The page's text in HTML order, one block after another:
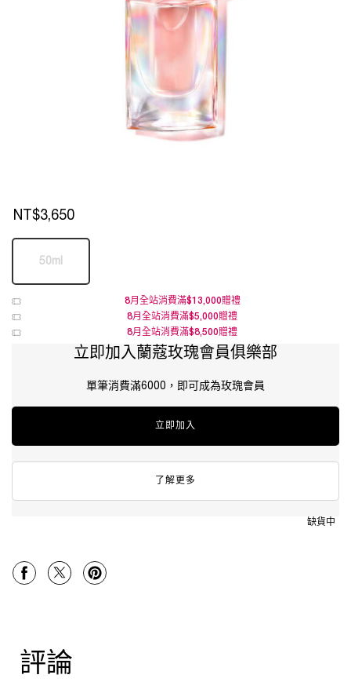
NT$3,650
Selected
The product variation is out of stock,
50ml
, 1 of 1
8月全站消費滿$13,000贈禮
8月全站消費滿$5,000贈禮
8月全站消費滿$8,500贈禮
立即加入蘭蔻玫瑰會員俱樂部
單筆消費滿6000，即可成為玫瑰會員
立即加入
了解更多
缺貨中
分享於 Facebook
分享於 Twitter分享於 Pinterest
評論